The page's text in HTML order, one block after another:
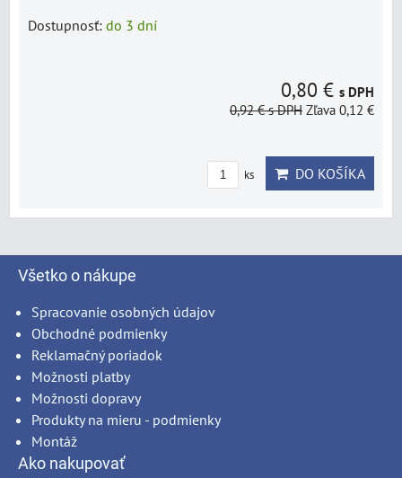
Dostupnosť: do 3 dní
0,80 € s DPH
0,92 €s DPH Zľava 0,12 €
ks DO KOŠÍKA
Všetko o nákupe
Spracovanie osobných údajov
Obchodné podmienky
Reklamačný poriadok
Možnosti platby
Možnosti dopravy
Produkty na mieru - podmienky
Montáž
Ako nakupovať